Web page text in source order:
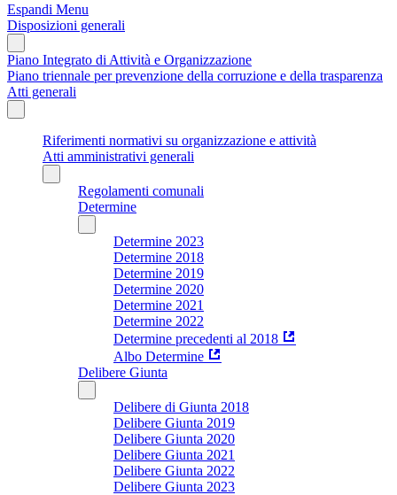
Espandi Menu
Disposizioni generali
Piano Integrato di Attività e Organizzazione
Piano triennale per prevenzione della corruzione e della trasparenza
Atti generali
Riferimenti normativi su organizzazione e attività
Atti amministrativi generali
Regolamenti comunali
Determine
Determine 2023
Determine 2018
Determine 2019
Determine 2020
Determine 2021
Determine 2022
Determine precedenti al 2018
Albo Determine
Delibere Giunta
Delibere di Giunta 2018
Delibere Giunta 2019
Delibere Giunta 2020
Delibere Giunta 2021
Delibere Giunta 2022
Delibere Giunta 2023